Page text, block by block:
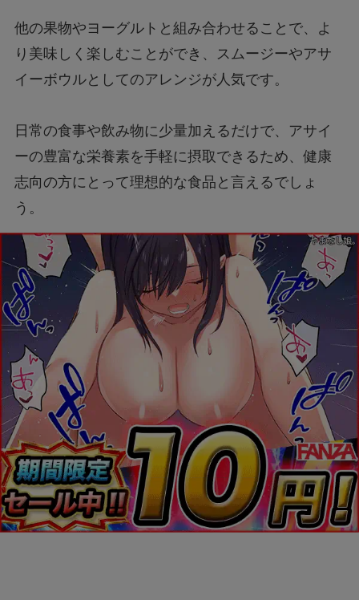
他の果物やヨーグルトと組み合わせることで、よ
り美味しく楽しむことができ、スムージーやアサ
イーボウルとしてのアレンジが人気です。
日常の食事や飲み物に少量加えるだけで、アサイ
ーの豊富な栄養素を手軽に摂取できるため、健康
志向の方にとって理想的な食品と言えるでしょ
う。